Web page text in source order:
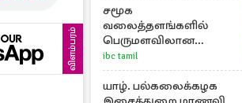
விளம்பரம்
சமூக
வலைத்தளங்களில்
பெருமளவிலான
மோசடித் திட்டம்:
பொதுமக்களுக்கு
எச்சரிக்கை!
ibc tamil
யாழ். பல்கலைக்கழக